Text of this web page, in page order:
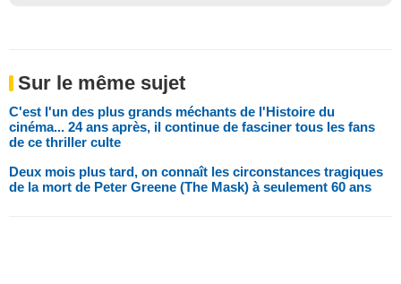
Sur le même sujet
C'est l'un des plus grands méchants de l'Histoire du
cinéma... 24 ans après, il continue de fasciner tous les fans
de ce thriller culte
Deux mois plus tard, on connaît les circonstances tragiques
de la mort de Peter Greene (The Mask) à seulement 60 ans